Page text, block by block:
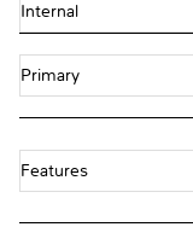
Internal
Primary
Features